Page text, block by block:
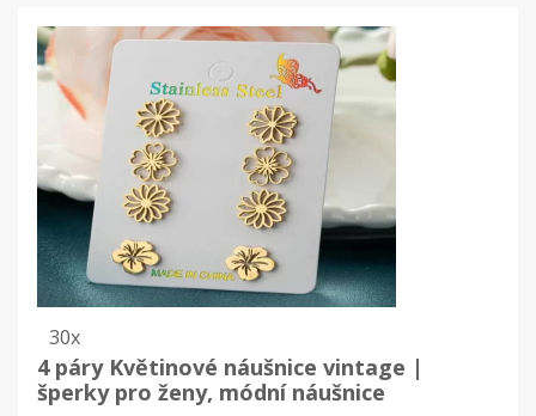
30x
4 páry Květinové náušnice vintage |
šperky pro ženy, módní náušnice